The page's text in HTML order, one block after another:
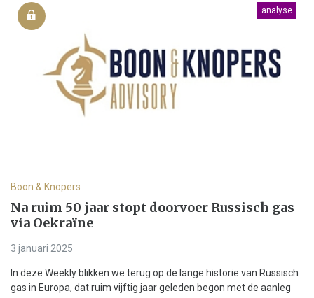
analyse
Boon & Knopers
Na ruim 50 jaar stopt doorvoer Russisch gas
via Oekraïne
3 januari 2025
In deze Weekly blikken we terug op de lange historie van Russisch
gas in Europa, dat ruim vijftig jaar geleden begon met de aanleg